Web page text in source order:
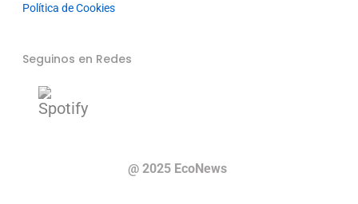
Política de Cookies
Seguinos en Redes
@ 2025 EcoNews